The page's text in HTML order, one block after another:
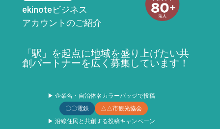
ekinoteビジネス
アカウントのご紹介
「駅」を起点に地域を盛り上げたい共
創パートナーを広く募集しています！
▶ 企業名・自治体名カラーバッジで投稿
〇〇電鉄
△△市観光協会
▶ 沿線住民と共創する投稿キャンペーン